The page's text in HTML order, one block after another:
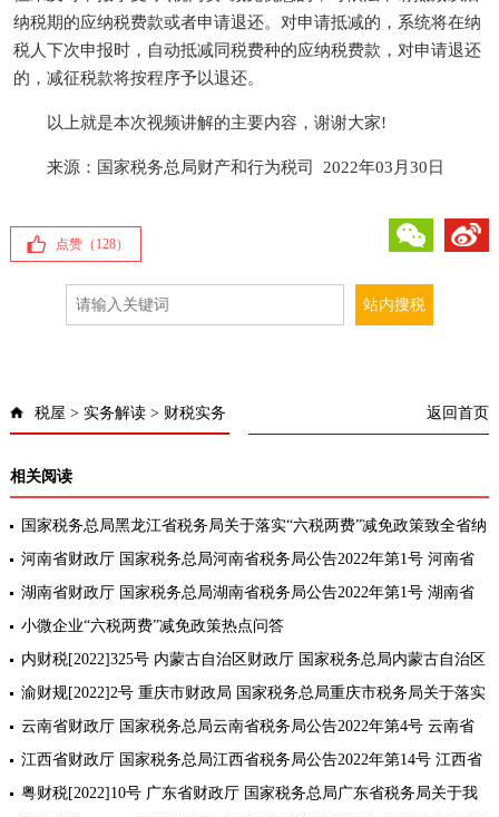
纳税期的应纳税费款或者申请退还。对申请抵减的，系统将在纳
税人下次申报时，自动抵减同税费种的应纳税费款，对申请退还
的，减征税款将按程序予以退还。
以上就是本次视频讲解的主要内容，谢谢大家!
来源：国家税务总局财产和行为税司 2022年03月30日
点赞（ 128）
税屋 > 实务解读> 财税实务 返回首页
相关阅读
国家税务总局黑龙江省税务局关于落实“六税两费”减免政策致全省纳
税人的一封信
河南省财政厅 国家税务总局河南省税务局公告2022年第1号 河南省
关于进一步实施小微企业“六税两费”减免政策的公告
湖南省财政厅 国家税务总局湖南省税务局公告2022年第1号 湖南省
关于落实小微企业“六税两费”减免政策的公告
小微企业“六税两费”减免政策热点问答
内财税[2022]325号 内蒙古自治区财政厅 国家税务总局内蒙古自治区
税务局关于进一步实施“六税两费”减免政策的通知
渝财规[2022]2号 重庆市财政局 国家税务总局重庆市税务局关于落实
小微企业“六税两费”减免政策的通知[全文废止]
云南省财政厅 国家税务总局云南省税务局公告2022年第4号 云南省
财政厅 国家税务总局云南省税务局关于进一步实施小微企业“六税两
费”减
江西省财政厅 国家税务总局江西省税务局公告2022年第14号 江西省
关于落实进一步实施小微企业"六税两费"减免政策的公告
粤财税[2022]10号 广东省财政厅 国家税务总局广东省税务局关于我